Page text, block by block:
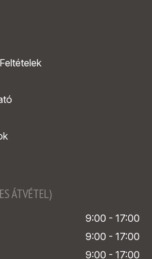
ÁTVÉTEL)
9:00 - 17:00
9:00 - 17:00
9:00 - 17:00